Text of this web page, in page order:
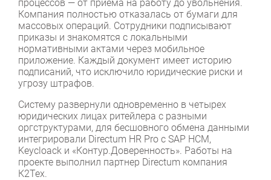
процессов — от приема на работу до увольнения.
Компания полностью отказалась от бумаги для
массовых операций. Сотрудники подписывают
приказы и знакомятся с локальными
нормативными актами через мобильное
приложение. Каждый документ имеет историю
подписаний, что исключило юридические риски и
угрозу штрафов.
Систему развернули одновременно в четырех
юридических лицах ритейлера с разными
оргструктурами, для бесшовного обмена данными
интегрировали Directum HR Pro с SAP HCM,
Keycloack и «Контур.Доверенность». Работы на
проекте выполнил партнер Directum компания
К2Тех.